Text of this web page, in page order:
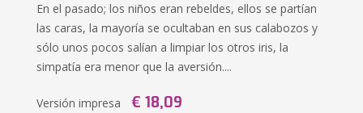
En el pasado; los niños eran rebeldes, ellos se partían
las caras, la mayoría se ocultaban en sus calabozos y
sólo unos pocos salían a limpiar los otros iris, la
simpatía era menor que la aversión....
Versión impresa € 18,09